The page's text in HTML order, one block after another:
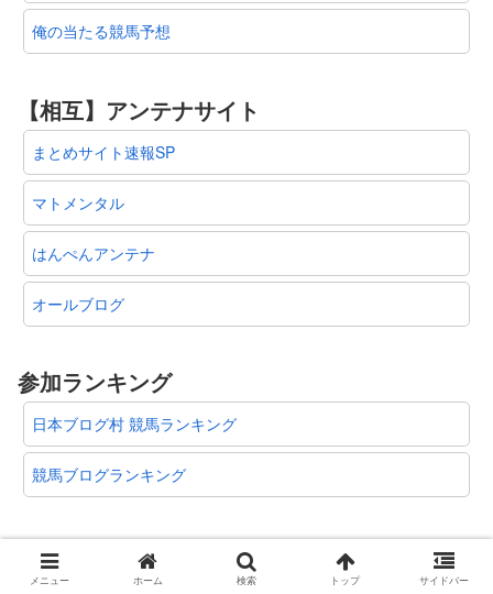
俺の当たる競馬予想
【相互】アンテナサイト
まとめサイト速報SP
マトメンタル
はんぺんアンテナ
オールブログ
参加ランキング
日本ブログ村 競馬ランキング
競馬ブログランキング
メニュー ホーム 検索 トップ サイドバー